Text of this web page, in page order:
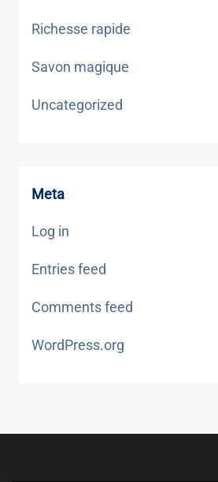
Richesse rapide
Savon magique
Uncategorized
Meta
Log in
Entries feed
Comments feed
WordPress.org